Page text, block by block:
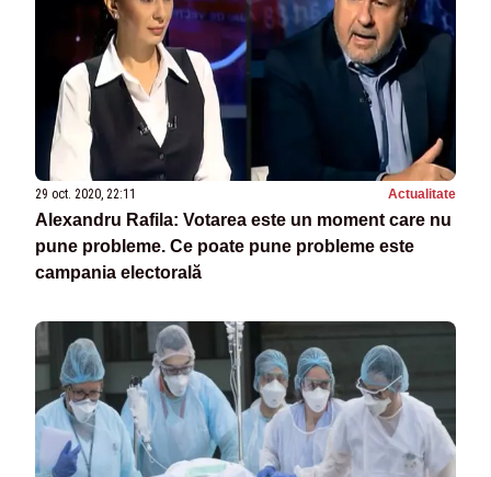
29 oct. 2020, 22:11 Actualitate
Alexandru Rafila: Votarea este un moment care nu
pune probleme. Ce poate pune probleme este
campania electorală